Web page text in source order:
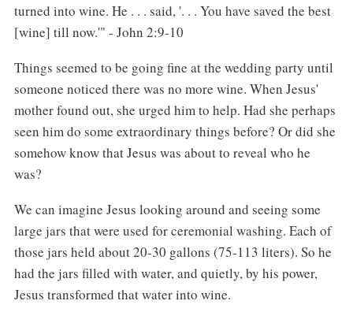
turned into wine. He . . . said, '. . . You have saved the best
[wine] till now.'" - John 2:9-10
Things seemed to be going fine at the wedding party until
someone noticed there was no more wine. When Jesus'
mother found out, she urged him to help. Had she perhaps
seen him do some extraordinary things before? Or did she
somehow know that Jesus was about to reveal who he
was?
We can imagine Jesus looking around and seeing some
large jars that were used for ceremonial washing. Each of
those jars held about 20-30 gallons (75-113 liters). So he
had the jars filled with water, and quietly, by his power,
Jesus transformed that water into wine.